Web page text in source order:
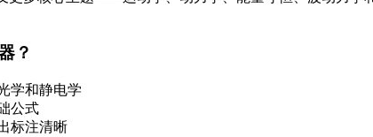
？
学和静电学
公式
标注清晰